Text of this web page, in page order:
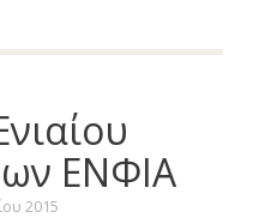
ΕΝΦΙΑ
2015